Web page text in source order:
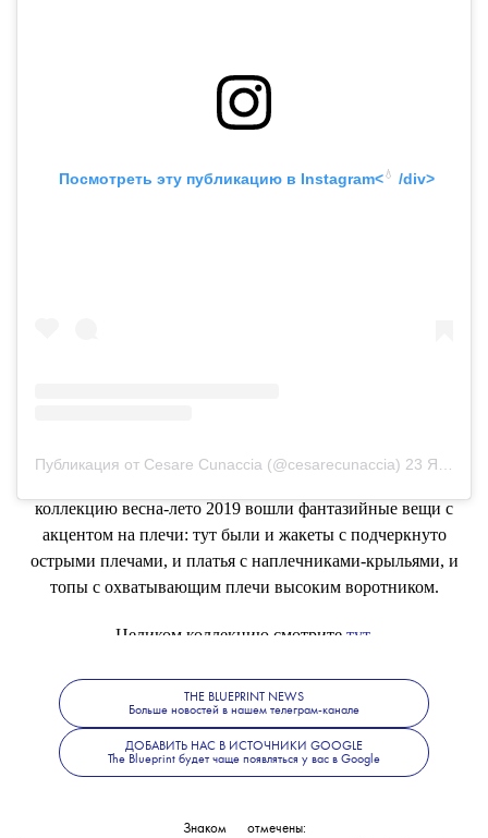
Посмотреть эту публикацию в Instagram<💧 /div>
Публикация от Cesare Cunaccia (@cesarecunaccia) 23 Янв 2019 в 6:47 PST
коллекцию весна-лето 2019 вошли фантазийные вещи с
акцентом на плечи: тут были и жакеты с подчеркнуто
острыми плечами, и платья с наплечниками-крыльями, и
топы с охватывающим плечи высоким воротником.
Целиком коллекцию смотрите тут.
THE BLUEPRINT NEWS
Больше новостей в нашем телеграм-канале
ДОБАВИТЬ НАС В ИСТОЧНИКИ GOOGLE
The Blueprint будет чаще появляться у вас в Google
Знаком
отмечены: